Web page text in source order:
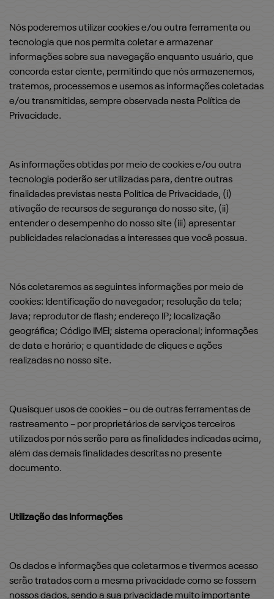
Nós poderemos utilizar cookies e/ou outra ferramenta ou
tecnologia que nos permita coletar e armazenar
informações sobre sua navegação enquanto usuário, que
concorda estar ciente, permitindo que nós armazenemos,
tratemos, processemos e usemos as informações coletadas
e/ou transmitidas, sempre observada nesta Política de
Privacidade.
As informações obtidas por meio de cookies e/ou outra
tecnologia poderão ser utilizadas para, dentre outras
finalidades previstas nesta Política de Privacidade, (i)
ativação de recursos de segurança do nosso site, (ii)
entender o desempenho do nosso site (iii) apresentar
publicidades relacionadas a interesses que você possua.
Nós coletaremos as seguintes informações por meio de
cookies: Identificação do navegador; resolução da tela;
Java; reprodutor de flash; endereço IP; localização
geográfica; Código IMEI; sistema operacional; informações
de data e horário; e quantidade de cliques e ações
realizadas no nosso site.
Quaisquer usos de cookies – ou de outras ferramentas de
rastreamento – por proprietários de serviços terceiros
utilizados por nós serão para as finalidades indicadas acima,
além das demais finalidades descritas no presente
documento.
Utilização das Informações
Os dados e informações que coletarmos e tivermos acesso
serão tratados com a mesma privacidade como se fossem
nossos dados, sendo a sua privacidade muito importante